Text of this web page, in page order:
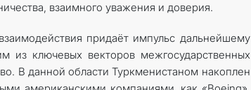
взаимного уважения и доверия.
придаёт импульс дальнейшему
из ключевых векторов межгосударственных
В данной области Туркменистаном накоплен